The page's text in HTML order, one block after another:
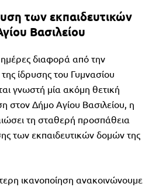
των εκπαιδευτικών
Βασιλείου
ημέρες διαφορά από την
ίδρυσης του Γυμνασίου
γνωστή μία ακόμη θετική
στον Δήμο Αγίου Βασιλείου, η
τη σταθερή προσπάθεια
των εκπαιδευτικών δομών της
ικανοποίηση ανακοινώνουμε